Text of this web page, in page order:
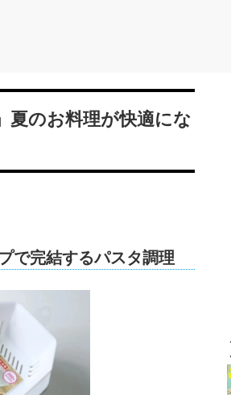
夏のお料理が快適にな
で完結するパスタ調理